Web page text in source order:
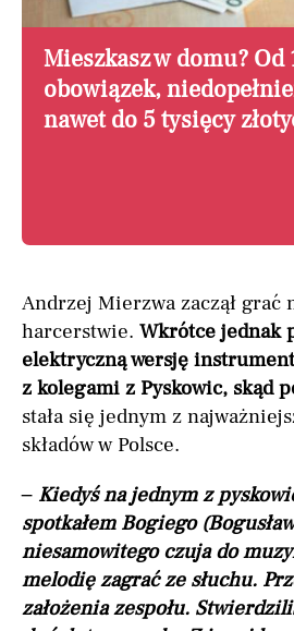
Mieszkasz w domu?
obowiązek,
nawet do 5 tysięcy
Andrzej Mierzwa zaczął grać
harcerstwie. Wkrótce jednak
elektryczną wersję
z kolegami z Pyskowic, skąd
stała się jednym z
składów w Polsce.
– Kiedyś na jednym z
spotkałem Bogiego
niesamowitego czuja do
melodię zagrać ze słuchu.
założenia zespołu.